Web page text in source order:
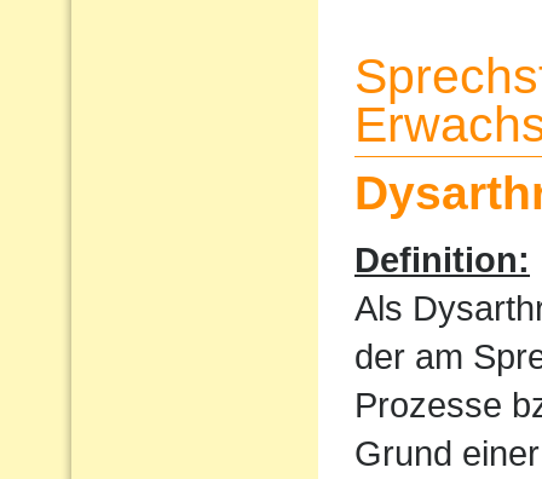
Definition:
Als
der am
Prozesse
Grund